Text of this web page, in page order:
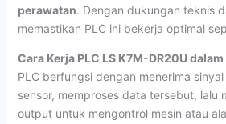
perawatan. Dengan dukungan teknis
memastikan PLC ini bekerja optimal
Cara Kerja PLC LS K7M-DR20U
PLC berfungsi dengan menerima
sensor, memproses data tersebut, lalu
output untuk mengontrol mesin atau